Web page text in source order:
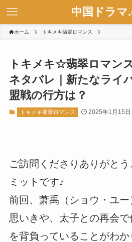
中国ドラマ
ホーム トキメキ翡翠ロマンス
トキメキ☆翡翠ロマン
ネタバレ｜新たなライ
盟戦の行方は？
トキメキ翡翠ロマンス 2025年1月15日
ご訪問くださりありがと
ミットです♪
前回、萧禹（ショウ・ユー
思いきや、太子との再会
を背負っていることがわ